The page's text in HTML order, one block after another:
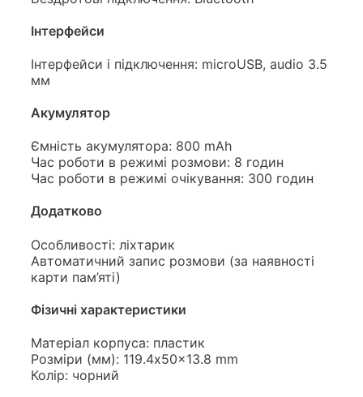
Інтерфейси
Інтерфейси і підключення: microUSB, audio 3.5
мм
Акумулятор
Ємність акумулятора: 800 mAh
Час роботи в режимі розмови: 8 годин
Час роботи в режимі очікування: 300 годин
Додатково
Особливості: ліхтарик
Автоматичний запис розмови (за наявності
карти пам’яті)
Фізичні характеристики
Матеріал корпуса: пластик
Розміри (мм): 119.4x50x13.8 mm
Колір: чорний